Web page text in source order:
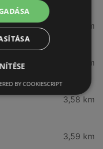
3,32 km
3,41 km
3,58 km
3,59 km
BY COOKIESCRIPT